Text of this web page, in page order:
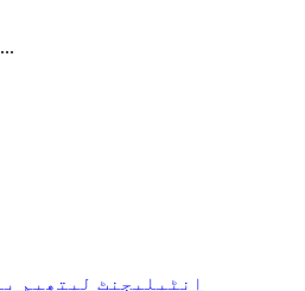
I. AI سرور VRMs میں انتہائی کم ESR (≤3mΩ) کے ایپلیکیشن کے مسائل اہم سوال 1: ہماری CPU پاور سپلائی بہت ہی خراب عارضی ہے...